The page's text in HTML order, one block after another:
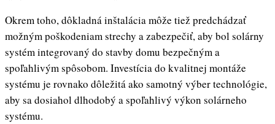
Okrem toho, dôkladná inštalácia môže tiež predchádzať
možným poškodeniam strechy a zabezpečiť, aby bol solárny
systém integrovaný do stavby domu bezpečným a
spoľahlivým spôsobom. Investícia do kvalitnej montáže
systému je rovnako dôležitá ako samotný výber technológie,
aby sa dosiahol dlhodobý a spoľahlivý výkon solárneho
systému.